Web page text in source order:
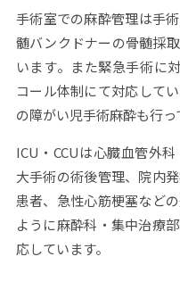
手術室での麻酔管理は手
髄バンクドナーの骨髄採
います。また緊急手術に
コール体制にて対応して
の障がい児手術麻酔も行っ
ICU・CCUは心臓血管外
大手術の術後管理、院内
患者、急性心筋梗塞など
ように麻酔科・集中治療
応しています。